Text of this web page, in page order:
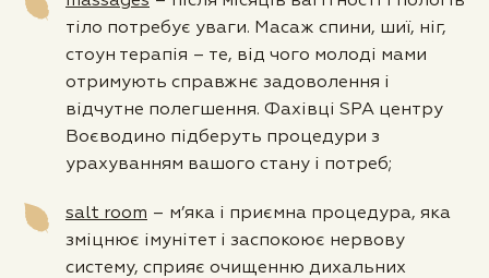
тіло потребує уваги. Масаж спини, шиї, ніг,
стоун терапія – те, від чого молоді мами
отримують справжнє задоволення і
відчутне полегшення. Фахівці SPA центру
Воєводино підберуть процедури з
урахуванням вашого стану і потреб;
salt room – м’яка і приємна процедура, яка
зміцнює імунітет і заспокоює нервову
систему, сприяє очищенню дихальних